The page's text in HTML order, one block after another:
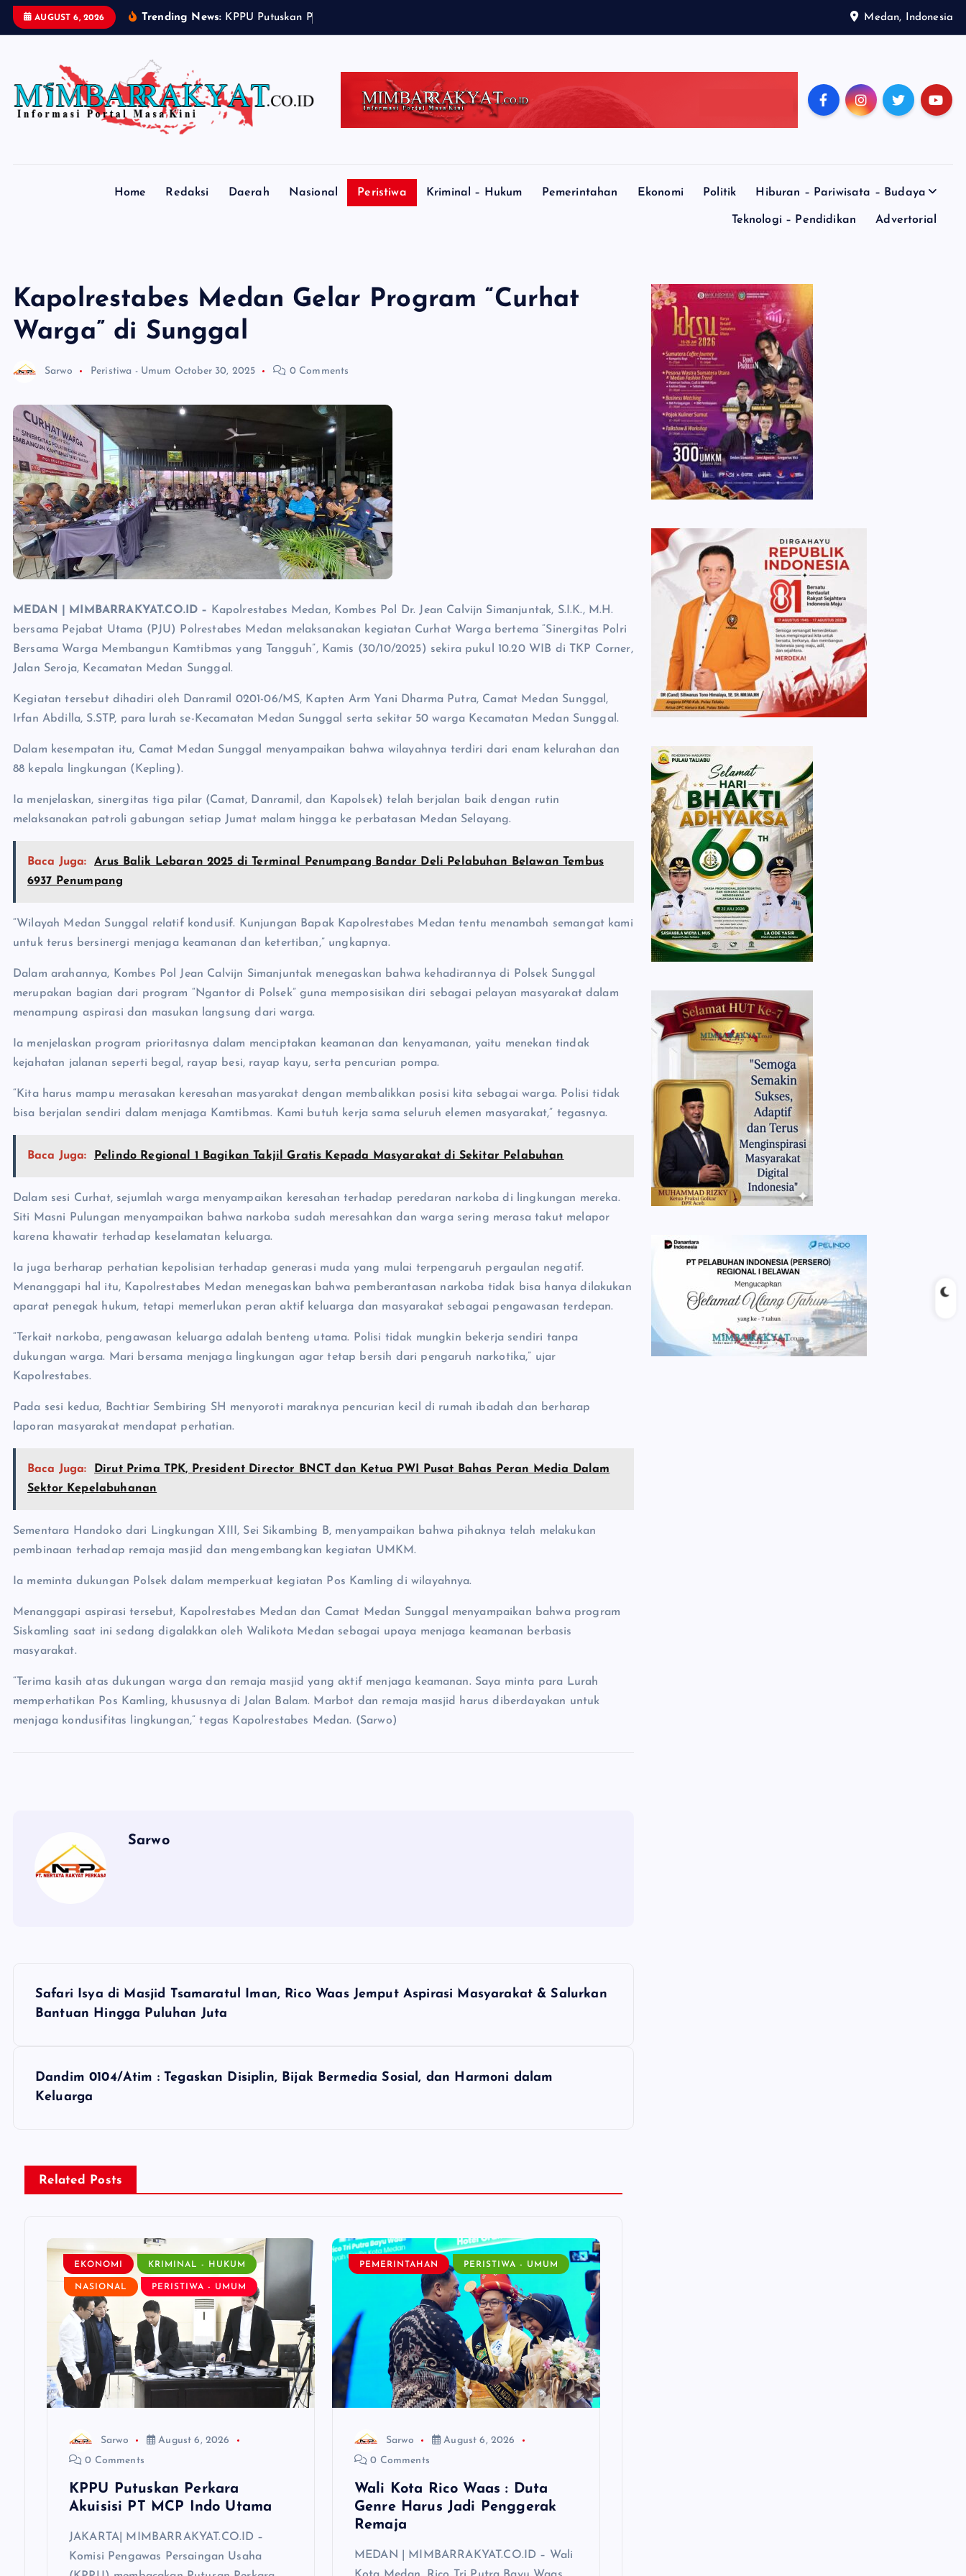
AUGUST 6, 2026 Trending News: K PPU Putuskan Pe Medan, Indonesia
Home Redaksi Daerah Nasional Peristiwa Kriminal – Hukum Pemerintahan Ekonomi Politik Hiburan – Pariwisata – Budaya
Teknologi – Pendidikan Advertorial
Kapolrestabes Medan Gelar Program “Curhat
Warga” di Sunggal
Sarwo Peristiwa - Umum October 30, 2025 0 Comments
MEDAN | MIMBARRAKYAT.CO.ID – Kapolrestabes Medan, Kombes Pol Dr. Jean Calvijn Simanjuntak, S.I.K., M.H.
bersama Pejabat Utama (PJU) Polrestabes Medan melaksanakan kegiatan Curhat Warga bertema “Sinergitas Polri
Bersama Warga Membangun Kamtibmas yang Tangguh”, Kamis (30/10/2025) sekira pukul 10.20 WIB di TKP Corner,
Jalan Seroja, Kecamatan Medan Sunggal.
Kegiatan tersebut dihadiri oleh Danramil 0201-06/MS, Kapten Arm Yani Dharma Putra, Camat Medan Sunggal,
Irfan Abdilla, S.STP, para lurah se-Kecamatan Medan Sunggal serta sekitar 50 warga Kecamatan Medan Sunggal.
Dalam kesempatan itu, Camat Medan Sunggal menyampaikan bahwa wilayahnya terdiri dari enam kelurahan dan
88 kepala lingkungan (Kepling).
Ia menjelaskan, sinergitas tiga pilar (Camat, Danramil, dan Kapolsek) telah berjalan baik dengan rutin
melaksanakan patroli gabungan setiap Jumat malam hingga ke perbatasan Medan Selayang.
Baca Juga:
Arus Balik Lebaran 2025 di Terminal Penumpang Bandar Deli Pelabuhan Belawan Tembus
6937 Penumpang
“Wilayah Medan Sunggal relatif kondusif. Kunjungan Bapak Kapolrestabes Medan tentu menambah semangat kami
untuk terus bersinergi menjaga keamanan dan ketertiban,” ungkapnya.
Dalam arahannya, Kombes Pol Jean Calvijn Simanjuntak menegaskan bahwa kehadirannya di Polsek Sunggal
merupakan bagian dari program “Ngantor di Polsek” guna memposisikan diri sebagai pelayan masyarakat dalam
menampung aspirasi dan masukan langsung dari warga.
Ia menjelaskan program prioritasnya dalam menciptakan keamanan dan kenyamanan, yaitu menekan tindak
kejahatan jalanan seperti begal, rayap besi, rayap kayu, serta pencurian pompa.
“Kita harus mampu merasakan keresahan masyarakat dengan membalikkan posisi kita sebagai warga. Polisi tidak
bisa berjalan sendiri dalam menjaga Kamtibmas. Kami butuh kerja sama seluruh elemen masyarakat,” tegasnya.
Baca Juga: Pelindo Regional 1 Bagikan Takjil Gratis Kepada Masyarakat di Sekitar Pelabuhan
Dalam sesi Curhat, sejumlah warga menyampaikan keresahan terhadap peredaran narkoba di lingkungan mereka.
Siti Masni Pulungan menyampaikan bahwa narkoba sudah meresahkan dan warga sering merasa takut melapor
karena khawatir terhadap keselamatan keluarga.
Ia juga berharap perhatian kepolisian terhadap generasi muda yang mulai terpengaruh pergaulan negatif.
Menanggapi hal itu, Kapolrestabes Medan menegaskan bahwa pemberantasan narkoba tidak bisa hanya dilakukan
aparat penegak hukum, tetapi memerlukan peran aktif keluarga dan masyarakat sebagai pengawasan terdepan.
“Terkait narkoba, pengawasan keluarga adalah benteng utama. Polisi tidak mungkin bekerja sendiri tanpa
dukungan warga. Mari bersama menjaga lingkungan agar tetap bersih dari pengaruh narkotika,” ujar
Kapolrestabes.
Pada sesi kedua, Bachtiar Sembiring SH menyoroti maraknya pencurian kecil di rumah ibadah dan berharap
laporan masyarakat mendapat perhatian.
Baca Juga:
Dirut Prima TPK, President Director BNCT dan Ketua PWI Pusat Bahas Peran Media Dalam
Sektor Kepelabuhanan
Sementara Handoko dari Lingkungan XIII, Sei Sikambing B, menyampaikan bahwa pihaknya telah melakukan
pembinaan terhadap remaja masjid dan mengembangkan kegiatan UMKM.
Ia meminta dukungan Polsek dalam memperkuat kegiatan Pos Kamling di wilayahnya.
Menanggapi aspirasi tersebut, Kapolrestabes Medan dan Camat Medan Sunggal menyampaikan bahwa program
Siskamling saat ini sedang digalakkan oleh Walikota Medan sebagai upaya menjaga keamanan berbasis
masyarakat.
“Terima kasih atas dukungan warga dan remaja masjid yang aktif menjaga keamanan. Saya minta para Lurah
memperhatikan Pos Kamling, khususnya di Jalan Balam. Marbot dan remaja masjid harus diberdayakan untuk
menjaga kondusifitas lingkungan,” tegas Kapolrestabes Medan. (Sarwo)
Sarwo
Safari Isya di Masjid Tsamaratul Iman, Rico Waas Jemput Aspirasi Masyarakat & Salurkan
Bantuan Hingga Puluhan Juta
Dandim 0104/Atim : Tegaskan Disiplin, Bijak Bermedia Sosial, dan Harmoni dalam
Keluarga
Related Posts
EKONOMI KRIMINAL - HUKUM
NASIONAL PERISTIWA - UMUM
Sarwo
August 6, 2026
0 Comments
KPPU Putuskan Perkara
Akuisisi PT MCP Indo Utama
JAKARTA| MIMBARRAKYAT.CO.ID –
Komisi Pengawas Persaingan Usaha
PEMERINTAHAN PERISTIWA - UMUM
Sarwo
August 6, 2026
0 Comments
Wali Kota Rico Waas : Duta
Genre Harus Jadi Penggerak
Remaja
MEDAN | MIMBARRAKYAT.CO.ID – Wali